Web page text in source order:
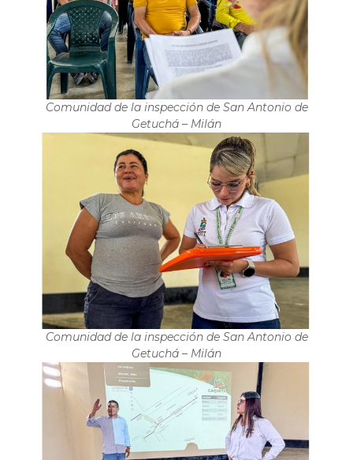
Comunidad de la inspección de San Antonio de
Getuchá – Milán
Comunidad de la inspección de San Antonio de
Getuchá – Milán